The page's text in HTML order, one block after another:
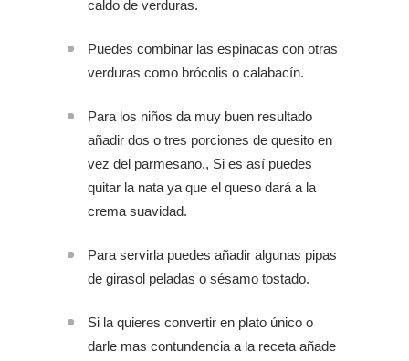
caldo de verduras.
Puedes combinar las espinacas con otras
verduras como brócolis o calabacín.
Para los niños da muy buen resultado
añadir dos o tres porciones de quesito en
vez del parmesano., Si es así puedes
quitar la nata ya que el queso dará a la
crema suavidad.
Para servirla puedes añadir algunas pipas
de girasol peladas o sésamo tostado.
Si la quieres convertir en plato único o
darle mas contundencia a la receta añade